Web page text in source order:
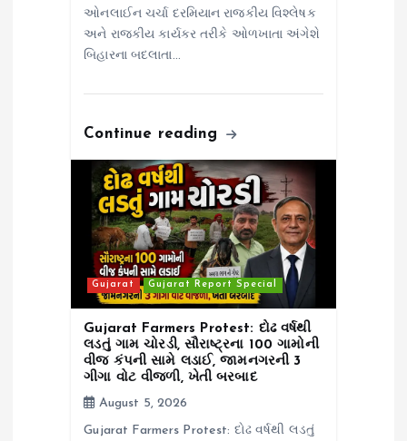
ઓનલાઈન ચર્ચા દરમિયાન રાજકીય વિશ્લેષક
અને રાજકીય કાર્યકર તરીકે ઓળખાતા અંગેશે
બિહારના બદલાતા…
Continue reading
Gujarat Gujarat Report Special
Gujarat Farmers Protest: દોઢ વર્ષથી
લડતું ગામ ચોરડી, સૌરાષ્ટ્રના 100 ગામોની
વીજ કંપની સામે લડાઈ, જામનગરની 3
ગીગા વોટ વીજળી, ખેતી બરબાદ
August 5, 2026
Gujarat Farmers Protest: દોઢ વર્ષથી લડતું